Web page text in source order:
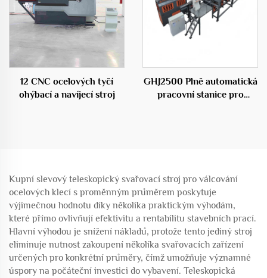
12 CNC ocelových tyčí
ohýbací a navíjecí stroj
GHJ2500 Plně automatická
pracovní stanice pro
Kupní slevový teleskopický svařovací stroj pro válcování
ocelových klecí s proměnným průměrem poskytuje
výjimečnou hodnotu díky několika praktickým výhodám,
které přímo ovlivňují efektivitu a rentabilitu stavebních prací.
Hlavní výhodou je snížení nákladů, protože tento jediný stroj
eliminuje nutnost zakoupení několika svařovacích zařízení
určených pro konkrétní průměry, čímž umožňuje významné
úspory na počáteční investici do vybavení. Teleskopická